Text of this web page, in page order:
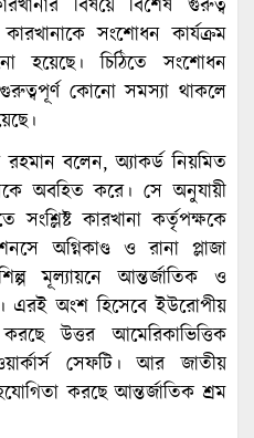
বিষয়ে বিশেষ গুরুত্ব
সংশোধন কার্যক্রম
হয়েছে। চিঠিতে সংশোধন
কোনো সমস্যা থাকলে
বলেন, অ্যাকর্ড নিয়মিত
অবহিত করে। সে অনুযায়ী
সংশ্লিষ্ট কারখানা কর্তৃপক্ষকে
অগ্নিকাণ্ড ও রানা প্লাজা
মূল্যায়নে আন্তর্জাতিক ও
এরই অংশ হিসেবে ইউরোপীয়
উত্তর আমেরিকাভিত্তিক
সেফটি। আর জাতীয়
করছে আন্তর্জাতিক শ্রম